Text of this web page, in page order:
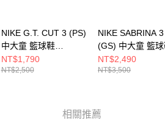
NIKE G.T. CUT 3 (PS)
中大童 籃球鞋
FD7034106
NT$1,790
NT$2,500
NIKE SABRINA
(GS) 中大童 籃
IQ0831500
NT$2,490
NT$3,500
相關推薦